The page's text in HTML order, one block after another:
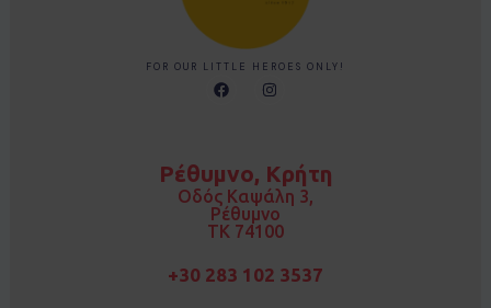
FOR OUR LITTLE HEROES ONLY!
F
a
o
I
n
r
a
m
Ρέθυμνο, Κρήτη
Οδός Καψάλη 3,
Ρέθυμνο
TK 74100
+30 283 102 3537